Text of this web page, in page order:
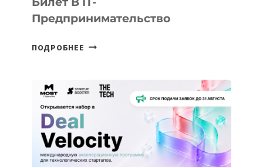
Предпринимательство
ПОДРОБНЕЕ ОТ
АЛМАТЫ:
КАК
AI
YOUTH
CAMP
ДАЛ